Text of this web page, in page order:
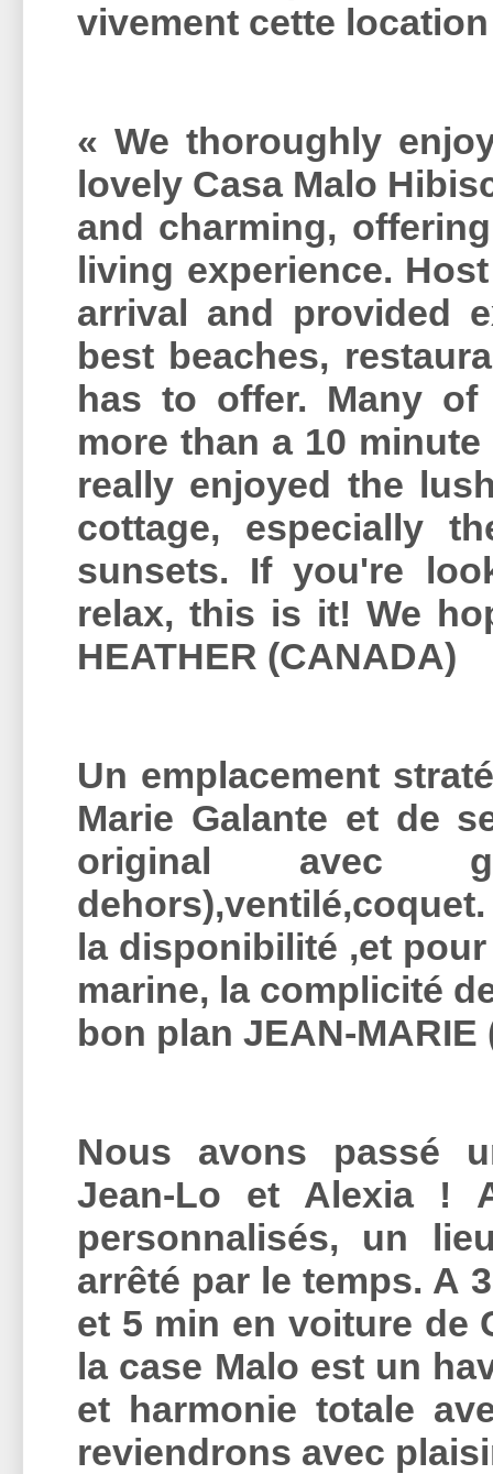
vivement cette location
« We thoroughly
lovely Casa Malo
and charming,
living experience.
arrival and provided
best beaches,
has to offer. Many
more than a 10
really enjoyed the
cottage, especially
sunsets. If you're
relax, this is it! We
HEATHER (CANADA)
Un emplacement
Marie Galante et de
original avec
la disponibilité ,et
marine, la complicité
bon plan JEAN-MARIE
Nous avons passé
Jean-Lo et Alexia !
personnalisés, un
arrêté par le temps. A
et 5 min en voiture de
la case Malo est un
et harmonie totale
reviendrons avec